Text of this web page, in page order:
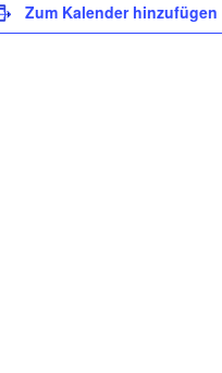
Zum Kalender hinzufügen